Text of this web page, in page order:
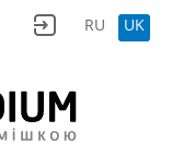
RU UK